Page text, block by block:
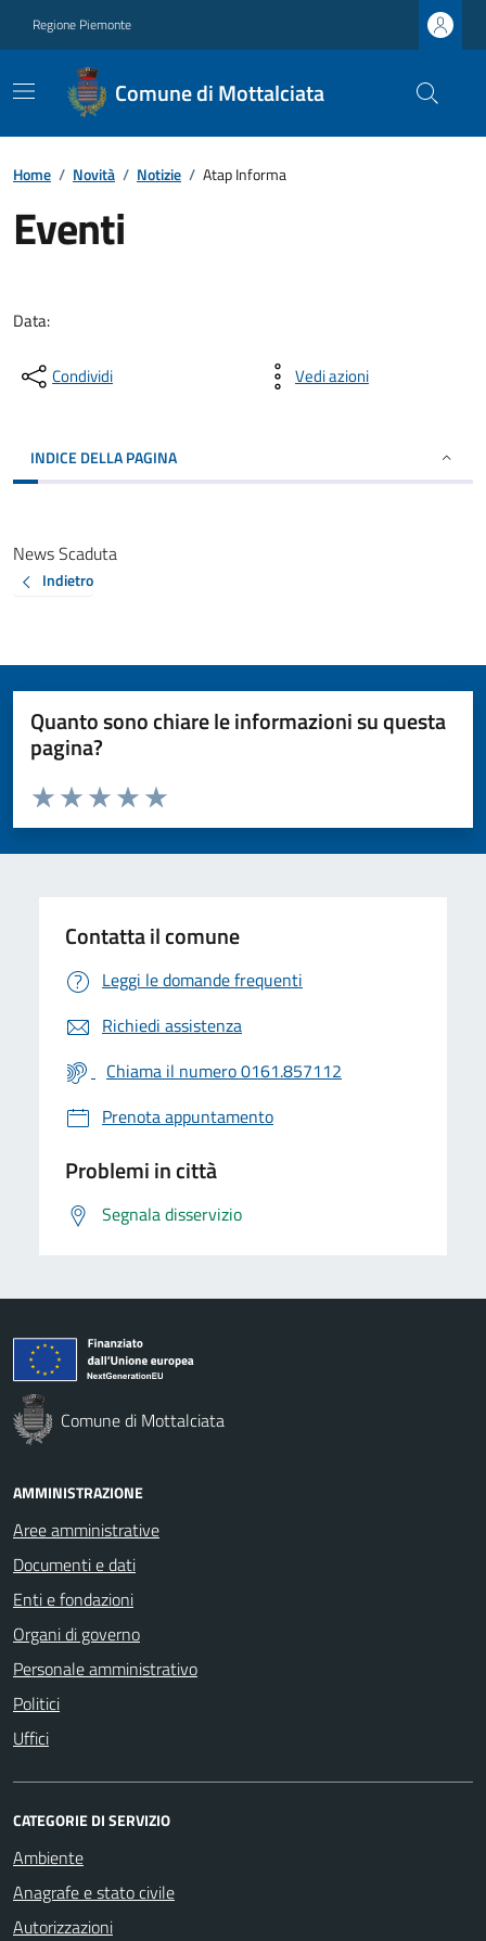
Regione Piemonte
Comune di Mottalciata
Home / Novità / Notizie / Atap Informa
Eventi
Data:
Condividi Vedi azioni
INDICE DELLA PAGINA
News Scaduta
Indietro
Quanto sono chiare le informazioni su questa
pagina?
Valuta da 1 a 5 stelle la pagina
Valuta 5 stelle su 5
Valuta 4 stelle su 5
Valuta 3 stelle su 5
Valuta 2 stelle su 5
Valuta 1 stelle su 5
Contatta il comune
Leggi le domande frequenti
Richiedi assistenza
Chiama il numero 0161.857112
Prenota appuntamento
Problemi in città
Segnala disservizio
Comune di Mottalciata
AMMINISTRAZIONE
Aree amministrative
Documenti e dati
Enti e fondazioni
Organi di governo
Personale amministrativo
Politici
Uffici
CATEGORIE DI SERVIZIO
Ambiente
Anagrafe e stato civile
Autorizzazioni